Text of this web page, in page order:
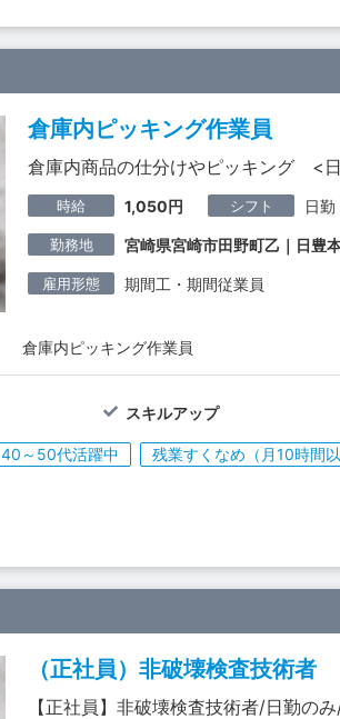
倉庫内ピッキング作業員
倉庫内商品の仕分けやピッキング <
時給 1,050円 シフト 日勤
勤務地 宮崎県宮崎市田野町乙｜日豊
雇用形態 期間工・期間従業員
倉庫内ピッキング作業員
スキルアップ
40～50代活躍中 残業すくなめ（月10時間以
（正社員）非破壊検査技術者
【正社員】非破壊検査技術者/日勤の